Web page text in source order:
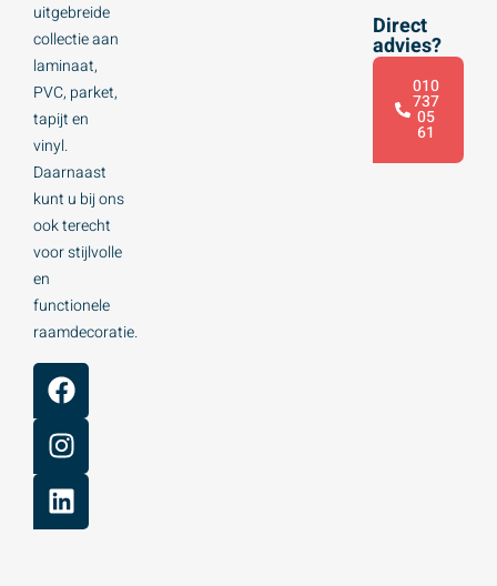
uitgebreide
collectie aan
laminaat,
PVC, parket,
tapijt en
vinyl.
Daarnaast
kunt u bij ons
ook terecht
voor stijlvolle
en
functionele
raamdecoratie.
Direct
advies?
010
737
05
61